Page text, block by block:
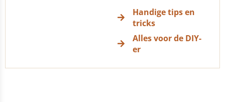
Handige tips en
tricks
Alles voor de DIY-
er